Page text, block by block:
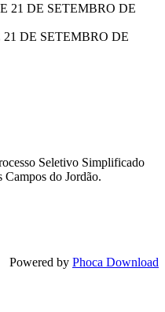
21 DE SETEMBRO DE
21 DE SETEMBRO DE
Seletivo Simplificado
Campos do Jordão.
Powered by Phoca Download